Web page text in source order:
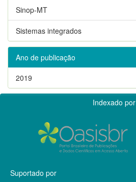
Sinop-MT
Sistemas integrados
Ano de publicação
2019
Indexado por
Suportado por